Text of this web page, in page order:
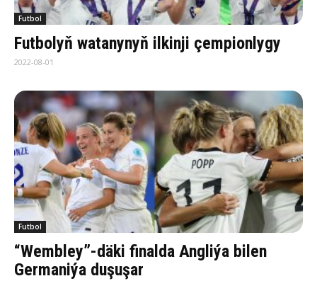
Futbol
Futbolyň watanynyň ilkinji çempionlygy
2022-08-01
Futbol
“Wembley”-däki finalda Angliýa bilen
Germaniýa duşuşar